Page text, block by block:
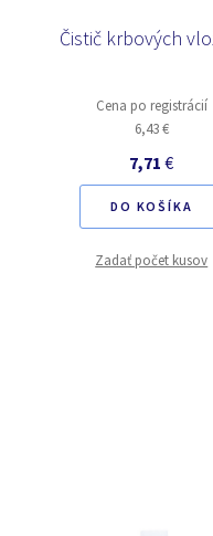
Čistič krbových
Cena po registrácií
6,43 €
7,71€
DO KOŠÍKA
Zadať počet kusov